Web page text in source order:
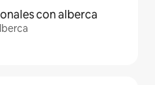
con alberca